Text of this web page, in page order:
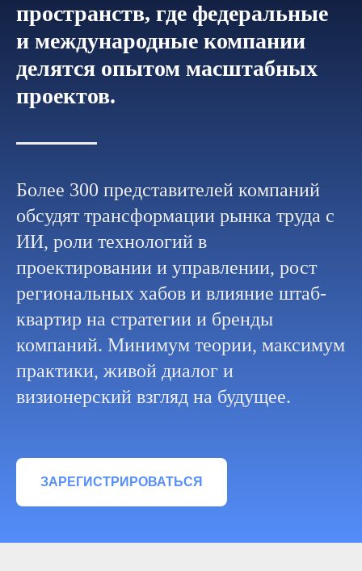
пространств, где федеральные
и международные компании
делятся опытом масштабных
проектов.
Более 300 представителей компаний
обсудят трансформации рынка труда с
ИИ, роли технологий в
проектировании и управлении, рост
региональных хабов и влияние штаб-
квартир на стратегии и бренды
компаний. Минимум теории, максимум
практики, живой диалог и
визионерский взгляд на будущее.
ЗАРЕГИСТРИРОВАТЬСЯ